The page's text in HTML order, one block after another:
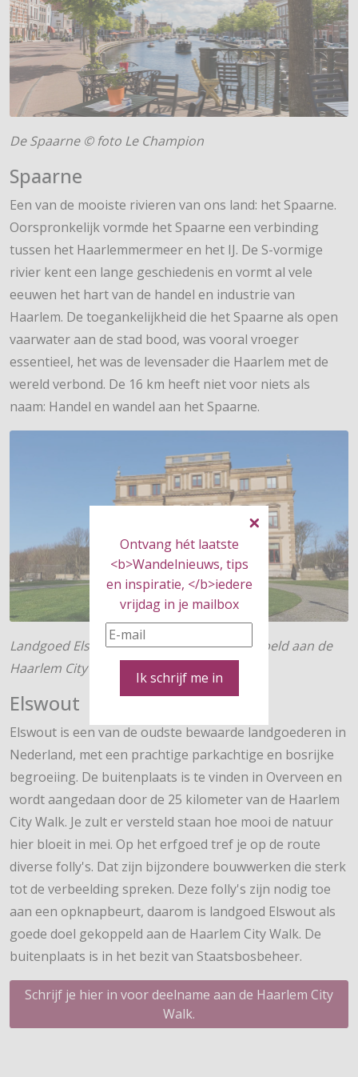
Ontvang hét laatste
<b>Wandelnieuws, tips
en inspiratie, </b>iedere
vrijdag in je mailbox
Ik schrijf me in
De Spaarne © foto Le Champion
Spaarne
Een van de mooiste rivieren van ons land: het Spaarne.
Oorspronkelijk vormde het Spaarne een verbinding
tussen het Haarlemmermeer en het IJ. De S-vormige
rivier kent een lange geschiedenis en vormt al vele
eeuwen het hart van de handel en industrie van
Haarlem. De toegankelijkheid die het Spaarne als open
vaarwater aan de stad bood, was vooral vroeger
essentieel, het was de levensader die Haarlem met de
wereld verbond. De 16 km heeft niet voor niets als
naam: Handel en wandel aan het Spaarne.
Landgoed Elswout is als 'goed doel' gekoppeld aan de
Haarlem City Walk © foto Le Champion
Elswout
Elswout is een van de oudste bewaarde landgoederen in
Nederland, met een prachtige parkachtige en bosrijke
begroeiing. De buitenplaats is te vinden in Overveen en
wordt aangedaan door de 25 kilometer van de Haarlem
City Walk. Je zult er versteld staan hoe mooi de natuur
hier bloeit in mei. Op het erfgoed tref je op de route
diverse folly's. Dat zijn bijzondere bouwwerken die sterk
tot de verbeelding spreken. Deze folly's zijn nodig toe
aan een opknapbeurt, daarom is landgoed Elswout als
goede doel gekoppeld aan de Haarlem City Walk. De
buitenplaats is in het bezit van Staatsbosbeheer.
Schrijf je hier in voor deelname aan de Haarlem City
Walk.